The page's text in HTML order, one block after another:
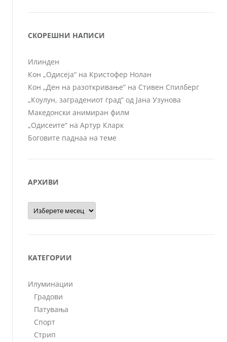
СКОРЕШНИ НАПИСИ
Илинден
Кон „Одисеја“ на Кристофер Нолан
Кон „Ден на разоткривање“ на Стивен Спилберг
„Коулун, заградениот град“ од Јана Узунова
Македонски анимиран филм
„Одисеите“ на Артур Кларк
Боговите паднаа на теме
АРХИВИ
Архиви
КАТЕГОРИИ
Илуминации
Градови
Патувања
Спорт
Стрип